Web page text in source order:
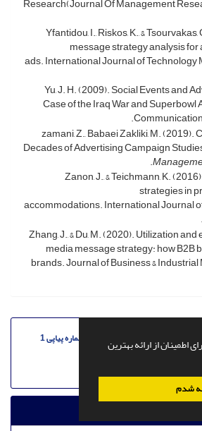
اطمینان از ارائه بهترین
شدم
Yfantidou, I., Riskos, K., &
message strategy analysis
ads. International Journal of Technology
Yu, J. H. (2009). Social Events and
Case of the Iraq War and
zamani, Z., Babaei Zakliki, M. (2019).
Decades of Advertising Campaign
Zanon, J., & Teichmann, K.
strategies in
accommodations. International Journal
Zhang, J., & Du, M. (2020). Utilization
media message strategy: how B2B
brands. Journal of Business &
دوره 11، شماره 1 - شماره پیاپی 1
اردیبهشت 1403